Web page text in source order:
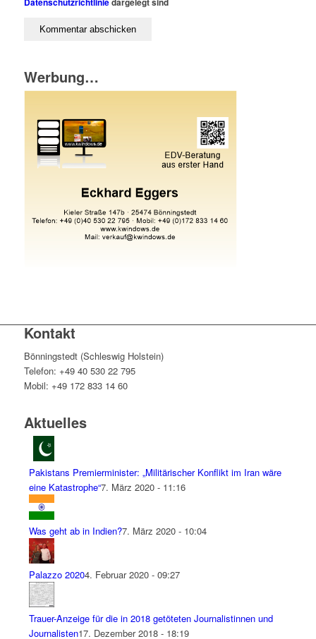
Datenschutzrichtliniedargelegt sind
Werbung…
Kontakt
Bönningstedt (Schleswig Holstein)
Telefon: +49 40 530 22 795
Mobil: +49 172 833 14 60
Aktuelles
Pakistans Premierminister: „Militärischer Konflikt im Iran wäre
eine Katastrophe“7. März 2020 - 11:16
Was geht ab in Indien?7. März 2020 - 10:04
Palazzo 20204. Februar 2020 - 09:27
Trauer-Anzeige für die in 2018 getöteten Journalistinnen und
Journalisten17. Dezember 2018 - 18:19